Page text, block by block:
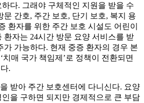
다. 그래야 구체적인 지원을 받을 수
문 간호, 주간 보호, 단기 보호, 복지 용
환자를 위한 주간 보호 시설도 어린이
환자는 24시간 방문 요양 서비스를 받
가 가능하다. 현재 중증 환자의 경우 본
치매 국가 책임제’로 정책이 전환되면
.
받아 주간 보호센터에 다니신다. 요양
을 구하면 되지만 경제적으로 큰 부담